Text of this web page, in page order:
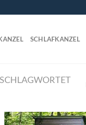
SCHLAFKANZEL